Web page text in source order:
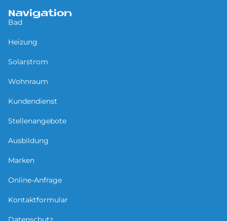
Navigation
Bad
Heizung
Solarstrom
Wohnraum
Kundendienst
Stellenangebote
Ausbildung
Marken
Online-Anfrage
Kontaktformular